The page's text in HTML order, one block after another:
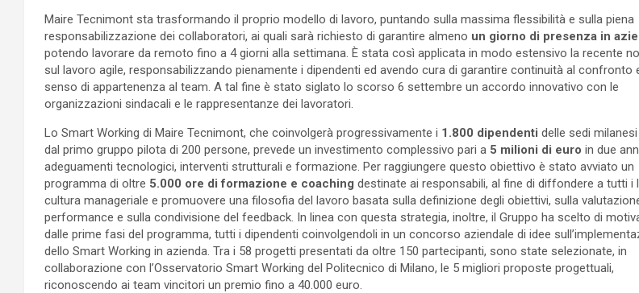
Maire Tecnimont sta trasformando il proprio modello di lavoro, puntando sulla massima flessibilità e sulla piena
responsabilizzazione dei collaboratori, ai quali sarà richiesto di garantire almeno un giorno di presenza in
potendo lavorare da remoto fino a 4 giorni alla settimana. È stata così applicata in modo estensivo la recente
sul lavoro agile, responsabilizzando pienamente i dipendenti ed avendo cura di garantire continuità al confronto
senso di appartenenza al team. A tal fine è stato siglato lo scorso 6 settembre un accordo innovativo con le
organizzazioni sindacali e le rappresentanze dei lavoratori.
Lo Smart Working di Maire Tecnimont, che coinvolgerà progressivamente i 1.800 dipendenti delle sedi
dal primo gruppo pilota di 200 persone, prevede un investimento complessivo pari a 5 milioni di euro in due
adeguamenti tecnologici, interventi strutturali e formazione. Per raggiungere questo obiettivo è stato avviato un
programma di oltre 5.000 ore di formazione e coaching destinate ai responsabili, al fine di diffondere a tutti i
cultura manageriale e promuovere una filosofia del lavoro basata sulla definizione degli obiettivi, sulla
performance e sulla condivisione del feedback. In linea con questa strategia, inoltre, il Gruppo ha scelto di
dalle prime fasi del programma, tutti i dipendenti coinvolgendoli in un concorso aziendale di idee
dello Smart Working in azienda. Tra i 58 progetti presentati da oltre 150 partecipanti, sono state selezionate, in
collaborazione con l’Osservatorio Smart Working del Politecnico di Milano, le 5 migliori proposte progettuali,
riconoscendo ai team vincitori un premio fino a 40.000 euro.